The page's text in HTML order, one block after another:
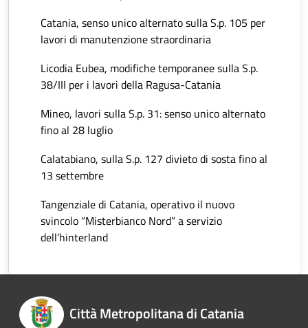
Catania, senso unico alternato sulla S.p. 105 per
lavori di manutenzione straordinaria
Licodia Eubea, modifiche temporanee sulla S.p.
38/III per i lavori della Ragusa-Catania
Mineo, lavori sulla S.p. 31: senso unico alternato
fino al 28 luglio
Calatabiano, sulla S.p. 127 divieto di sosta fino al
13 settembre
Tangenziale di Catania, operativo il nuovo
svincolo “Misterbianco Nord” a servizio
dell’hinterland
Città Metropolitana di Catania